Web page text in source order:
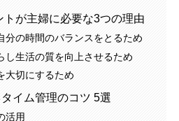
トが主婦に必要な3つの理由
分の時間のバランスをとるため
し生活の質を向上させるため
大切にするため
イム管理のコツ 5選
活用